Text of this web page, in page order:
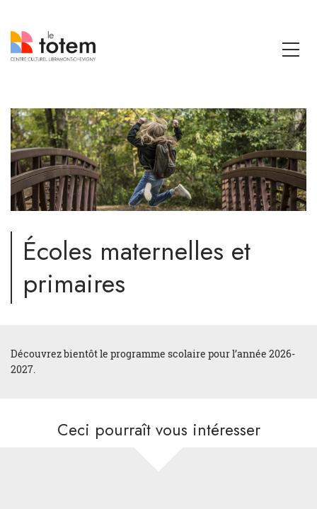
Écoles maternelles et
primaires
Découvrez bientôt le programme scolaire pour l’année 2026-
2027.
Ceci pourraît vous intéresser